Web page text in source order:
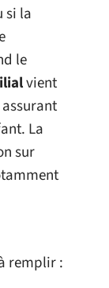
si la
le
vient
La
sur
remplir :